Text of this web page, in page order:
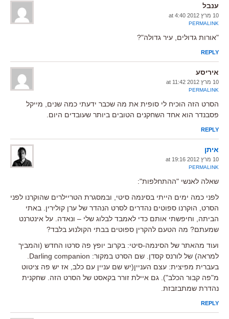
ענבל
10 מרץ 2012 at 4:40
PERMALINK
"אורות גדולים, עיר גדולה"?
REPLY
איריסע
10 מרץ 2012 at 11:42
PERMALINK
הסרט הזה הוכיח לי סופית את מה שכבר ידעתי כמה שנים, מייקל
פסבנדר הוא אחד השחקנים הטובים ביותר שעובדים היום.
REPLY
איתן
10 מרץ 2012 at 19:16
PERMALINK
שאלה לאנשי "ההתחלפות":
לפני כמה ימים הייתי בסינמה סיטי, ובמסגרת הטריילרים שהוקרנו לפני
הסרט, הוקרנו ספוטים נהדרים לסרט הנהדר של ערן קולירין. באתי
הביתה, וחיפשתי אותם כדי לאמבד לבלוג שלי – ונאדה. על אינטרנט
שמעתם? מה הטעם להקרין ספוטים בבתי הקולנוע בלבד?
ועוד מהאתר של הסינמה-סיטי: בקרוב יופץ פה סרטו החדש (והמביך
בעברית מפיצית: עצם העניין(יש שם עניין עם כלב, אז יש פה ציטוט
מ"פה קבור הכלב"). גם איילת זורר בקאסט של הסרט הזה. שחקנית
נהדרת שמתבזבזת.
REPLY